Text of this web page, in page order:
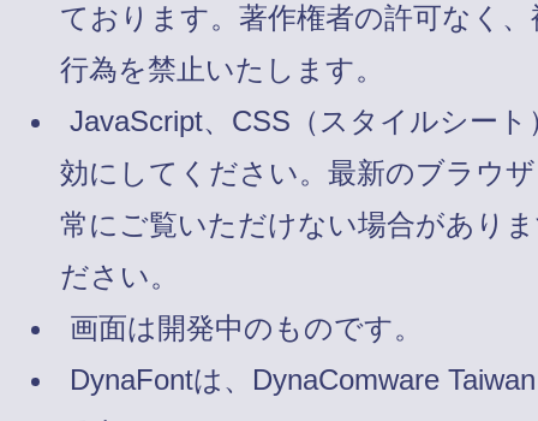
ております。著作権者の許可なく
行為を禁止いたします。
JavaScript、CSS（スタイルシート
効にしてください。最新のブラウ
常にご覧いただけない場合があり
ださい。
画面は開発中のものです。
DynaFontは、DynaComware